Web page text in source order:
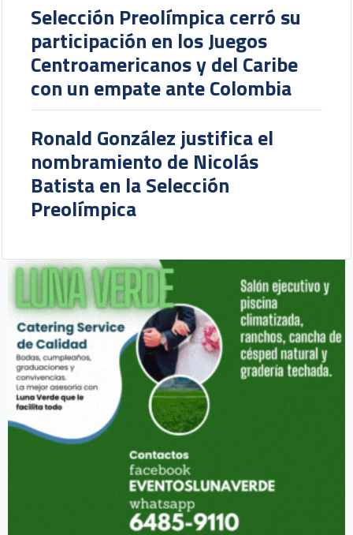
Selección Preolímpica cerró su
participación en los Juegos
Centroamericanos y del Caribe
con un empate ante Colombia
Ronald González justifica el
nombramiento de Nicolás
Batista en la Selección
Preolímpica